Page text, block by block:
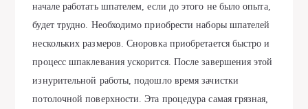
начале работать шпателем, если до этого не было опыта,
будет трудно. Необходимо приобрести наборы шпателей
нескольких размеров. Сноровка приобретается быстро и
процесс шпаклевания ускорится. После завершения этой
изнурительной работы, подошло время зачистки
потолочной поверхности. Эта процедура самая грязная,